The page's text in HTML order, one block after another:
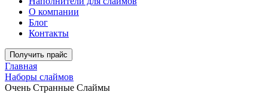
О компании
Блог
Контакты
Получить прайс
Главная
Наборы слаймов
Очень Странные Слаймы